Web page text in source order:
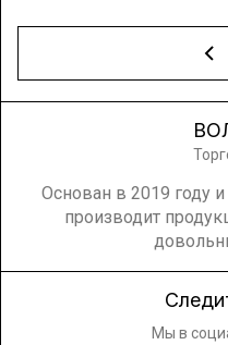
Основан в 2019 году
производит
Мы в